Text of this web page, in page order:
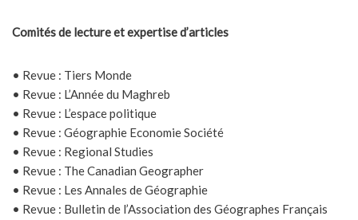
Comités de lecture et expertise d’articles
• Revue : Tiers Monde
• Revue : L’Année du Maghreb
• Revue : L’espace politique
• Revue : Géographie Economie Société
• Revue : Regional Studies
• Revue : The Canadian Geographer
• Revue : Les Annales de Géographie
• Revue : Bulletin de l’Association des Géographes Français